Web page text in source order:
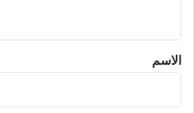
*
الاسم